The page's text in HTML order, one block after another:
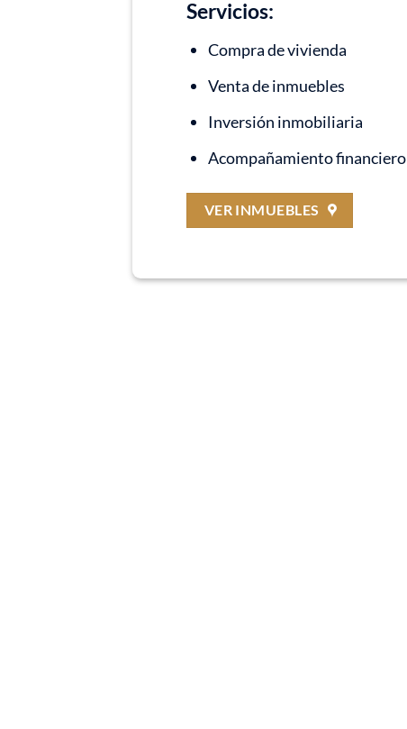
Servicios:
Compra de vivienda
Venta de inmuebles
Inversión inmobiliaria
Acompañamiento financiero
VER INMUEBLES